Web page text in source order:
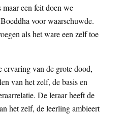
een feit doen we
voor waarschuwde.
als het ware een zelf toe
ervaring van de grote dood,
van het zelf, de basis en
De leraar heeft de
het zelf, de leerling ambieert